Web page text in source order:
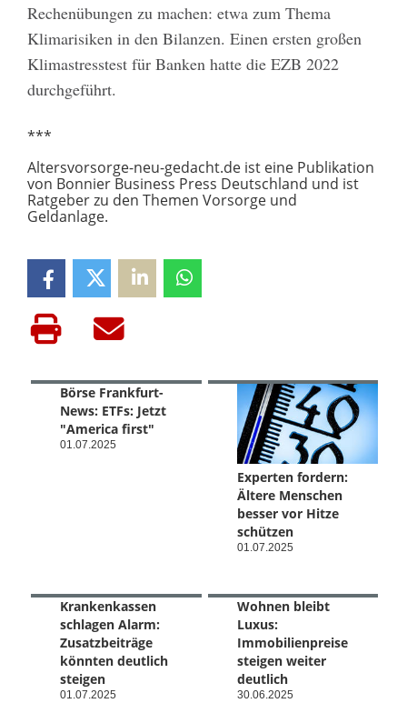
Rechenübungen zu machen: etwa zum Thema
Klimarisiken in den Bilanzen. Einen ersten großen
Klimastresstest für Banken hatte die EZB 2022
durchgeführt.
***
Altersvorsorge-neu-gedacht.de ist eine Publikation
von Bonnier Business Press Deutschland und ist
Ratgeber zu den Themen Vorsorge und
Geldanlage.
Börse Frankfurt-
News: ETFs: Jetzt
"America first"
01.07.2025
Experten fordern:
Ältere Menschen
besser vor Hitze
schützen
01.07.2025
Krankenkassen
schlagen Alarm:
Zusatzbeiträge
könnten deutlich
steigen
01.07.2025
Wohnen bleibt
Luxus:
Immobilienpreise
steigen weiter
deutlich
30.06.2025